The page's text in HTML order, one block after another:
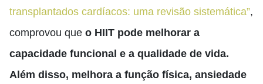
transplantados cardíacos: uma revisão sistemática”,
comprovou que o HIIT pode melhorar a
capacidade funcional e a qualidade de vida.
Além disso, melhora a função física, ansiedade